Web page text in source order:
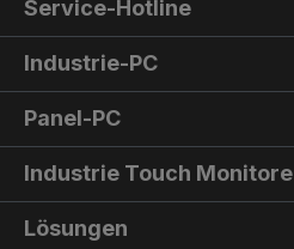
Service-Hotline
Industrie-PC
Panel-PC
Industrie Touch Monitore
Lösungen